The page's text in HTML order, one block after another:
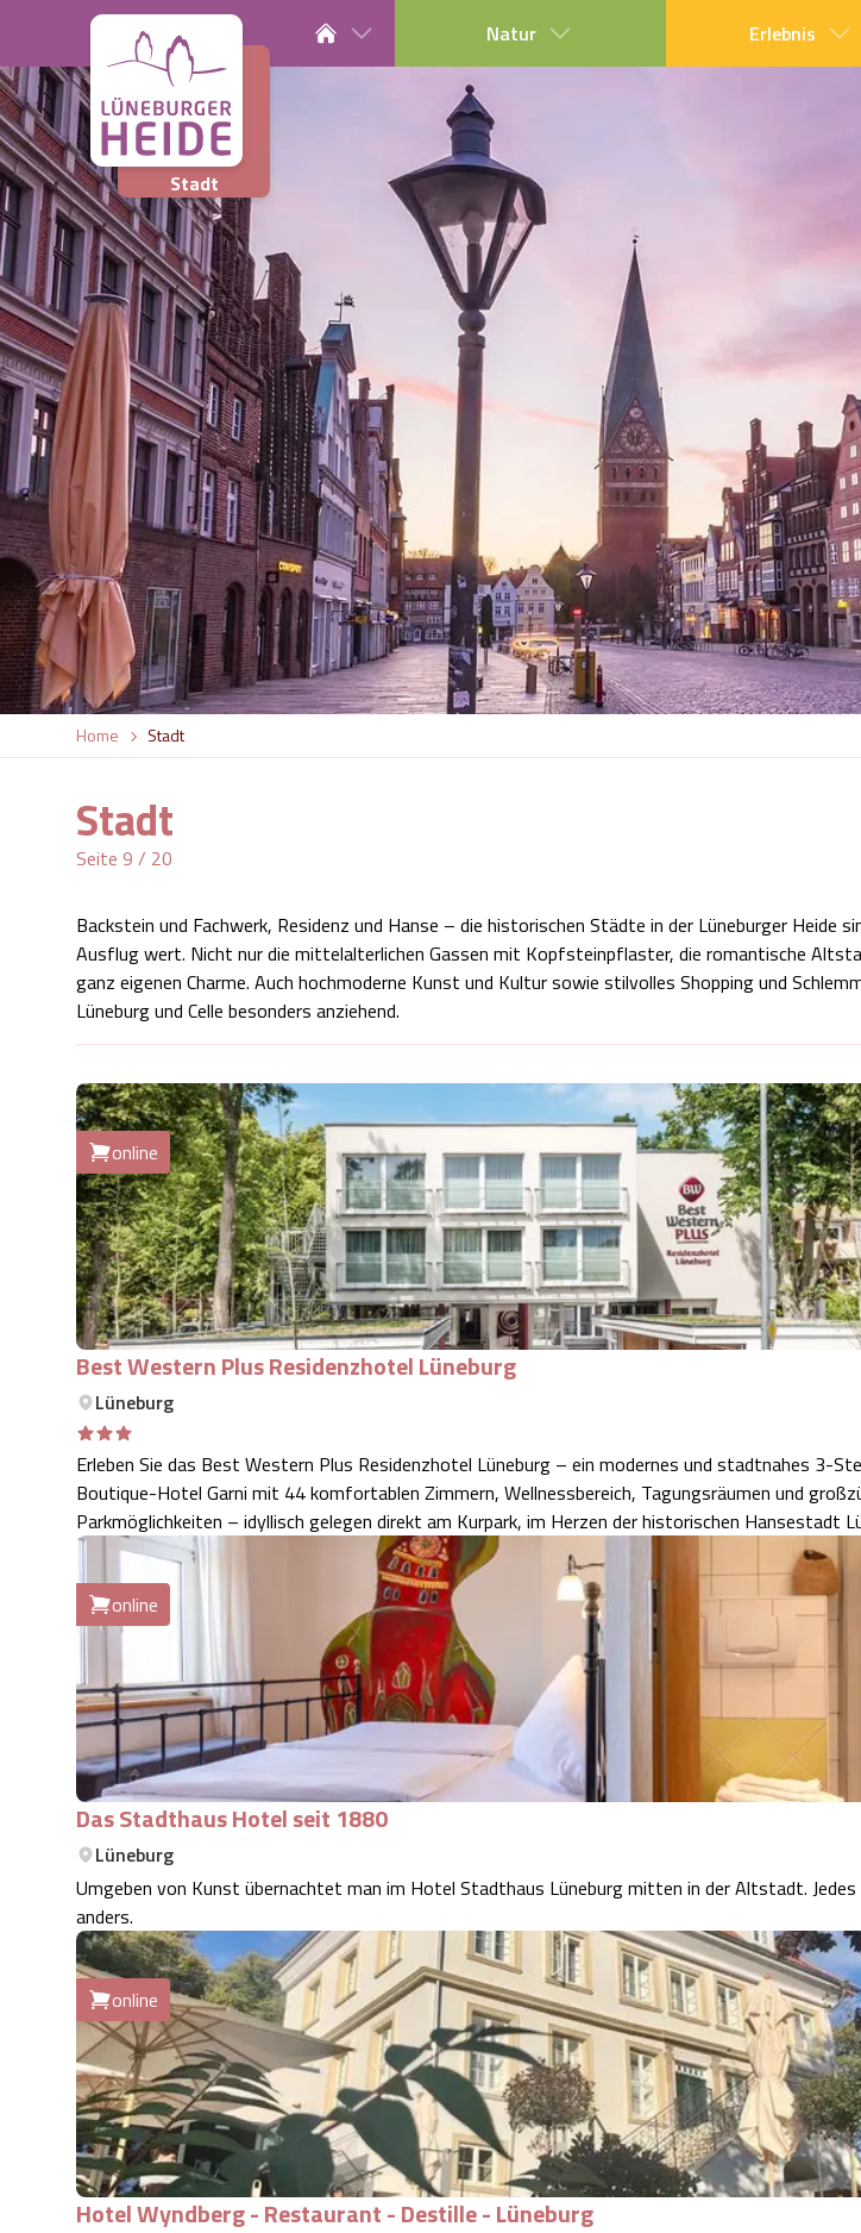
Stadt
Natur Erlebnis
Home Stadt
Stadt
Seite 9 / 20
Backstein und Fachwerk, Residenz und Hanse – die historischen Städte in der Lüneburger Heide
Ausflug wert. Nicht nur die mittelalterlichen Gassen mit Kopfsteinpflaster, die romantische
ganz eigenen Charme. Auch hochmoderne Kunst und Kultur sowie stilvolles Shopping und
Lüneburg und Celle besonders anziehend.
online
Best Western Plus Residenzhotel Lüneburg
Lüneburg
Erleben Sie das Best Western Plus Residenzhotel Lüneburg – ein modernes und stadtnahes 3-
Boutique-Hotel Garni mit 44 komfortablen Zimmern, Wellnessbereich, Tagungsräumen und
Parkmöglichkeiten – idyllisch gelegen direkt am Kurpark, im Herzen der historischen Hansestadt
online
Das Stadthaus Hotel seit 1880
Lüneburg
Umgeben von Kunst übernachtet man im Hotel Stadthaus Lüneburg mitten in der Altstadt.
anders.
online
Hotel Wyndberg - Restaurant - Destille - Lüneburg